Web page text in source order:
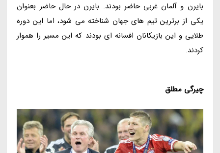
بایرن و آلمان غربی حاضر بودند. بایرن در حال حاضر بعنوان
یکی از برترین تیم های جهان شناخته می شود، اما این دوره
طلایی و این بازیکانان افسانه ای بودند که این مسیر را هموار
کردند.
چیرگی مطلق